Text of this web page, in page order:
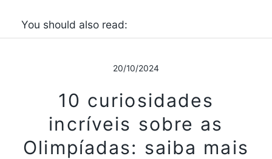
You should also read:
20/10/2024
10 curiosidades
incríveis sobre as
Olimpíadas: saiba mais